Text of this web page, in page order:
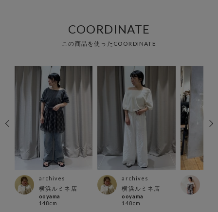
COORDINATE
この商品を使ったCOORDINATE
archives
横浜ルミネ店
ooyama
148cm
archives
横浜ルミネ店
ooyama
148cm